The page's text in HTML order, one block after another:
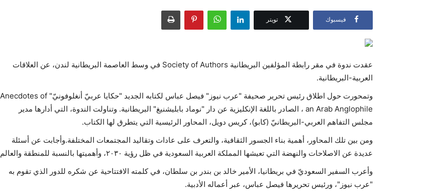
فيسبوك تويتر
عقدت ندوة في مقر رابطة المؤلفين البريطانية Society of Authors في وسط العاصمة البريطانية لندن، عن العلاقات
العربية-البريطانية.
وتمحورت حول اطلاق رئيس تحرير صحيفة "عرب نيوز" فيصل عباس لكتابه الجديد "حكايا عربيّ أنغلوفونيّ" Anecdotes of
an Arab Anglophile ، الصادر باللغة الإنكليزية عن دار "نوماد بابليشنيغ" البريطانية. وتناولت الندوة، التي أدارها مدير
مجلس التفاهم العربي-البريطانيّ (كابو)، كريس دويل، المحاور الرئيسية التي يتطرق لها الكتاب.
ومن بين تلك المحاور، أهمية بناء الجسور الثقافية، والتعرف على عادات وتقاليد المجتمعات المختلفة.وأجابت عن أسئلة
عديدة عن الاصلاحات والنهضة التي تعيشها المملكة العربية السعودية في ظل رؤية ٢٠٣٠، وأهميتها بالنسبة للمنطقة والعالم.
وأعرب السفير السعوديّ في بريطانيا، الأمير خالد بن بندر بن سلطان، في كلمته الافتتاحية عن شكره للدور الذي تقوم به
"عرب نيوز"، ورئيس تحريرها فيصل عباس، عبر أعماله الأدبية.